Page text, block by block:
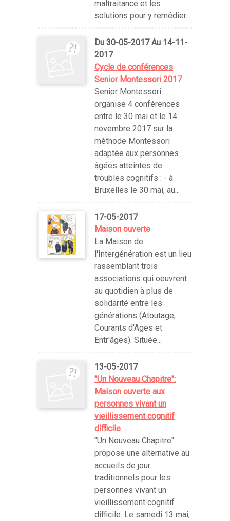
maltraitance et les
solutions pour y remédier....
Du 30-05-2017 Au 14-11-
2017
Cycle de conférences
Senior Montessori 2017
Senior Montessori
organise 4 conférences
entre le 30 mai et le 14
novembre 2017 sur la
méthode Montessori
adaptée aux personnes
âgées atteintes de
troubles cognitifs : - à
Bruxelles le 30 mai, au...
17-05-2017
Maison ouverte
La Maison de
l'Intergénération est un lieu
rassemblant trois
associations qui oeuvrent
au quotidien à plus de
solidarité entre les
générations (Atoutage,
Courants d'Ages et
Entr'âges). Située...
13-05-2017
"Un Nouveau Chapitre":
Maison ouverte aux
personnes vivant un
vieillissement cognitif
difficile
"Un Nouveau Chapitre"
propose une alternative au
accueils de jour
traditionnels pour les
personnes vivant un
vieillissement cognitif
difficile. Le samedi 13 mai,